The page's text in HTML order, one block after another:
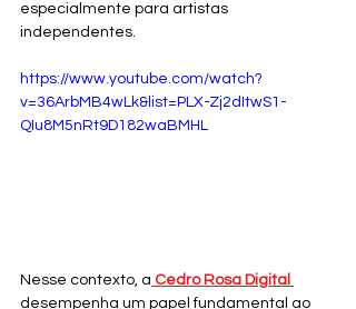
especialmente para artistas
independentes.
https://www.youtube.com/watch?
v=36ArbMB4wLk&list=PLX-Zj2dItwS1-
QIu8M5nRt9D182waBMHL
Nesse contexto, a Cedro Rosa Digital
desempenha um papel fundamental ao